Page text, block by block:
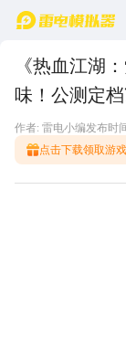
首页
《热血江湖
味！公测定档
作者: 雷电小编发布时
点击下载领取游